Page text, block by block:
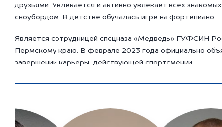
друзьями. Увлекается и активно увлекает всех знакомых
сноубордом. В детстве обучалась игре на фортепиано.
Является сотрудницей спецназа «Медведь» ГУФСИН
Пермскому краю. В феврале 2023 года официально
завершении карьеры действующей спортсменки